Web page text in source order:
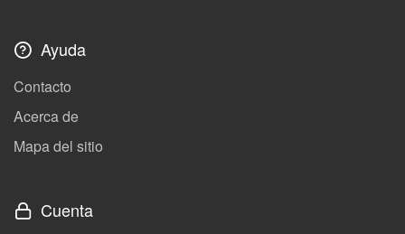
Ayuda
Contacto
Acerca de
Mapa del sitio
Cuenta